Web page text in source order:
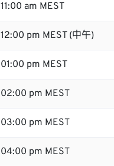
11:00 am MEST
12:00 pm MEST (中午)
01:00 pm MEST
02:00 pm MEST
03:00 pm MEST
04:00 pm MEST